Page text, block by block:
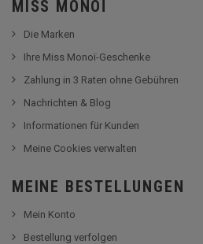
MISS MONOÏ
Die Marken
Ihre Miss Monoï-Geschenke
Zahlung in 3 Raten ohne Gebühren
Nachrichten & Blog
Informationen für Kunden
Meine Cookies verwalten
MEINE BESTELLUNGEN
Mein Konto
Bestellung verfolgen